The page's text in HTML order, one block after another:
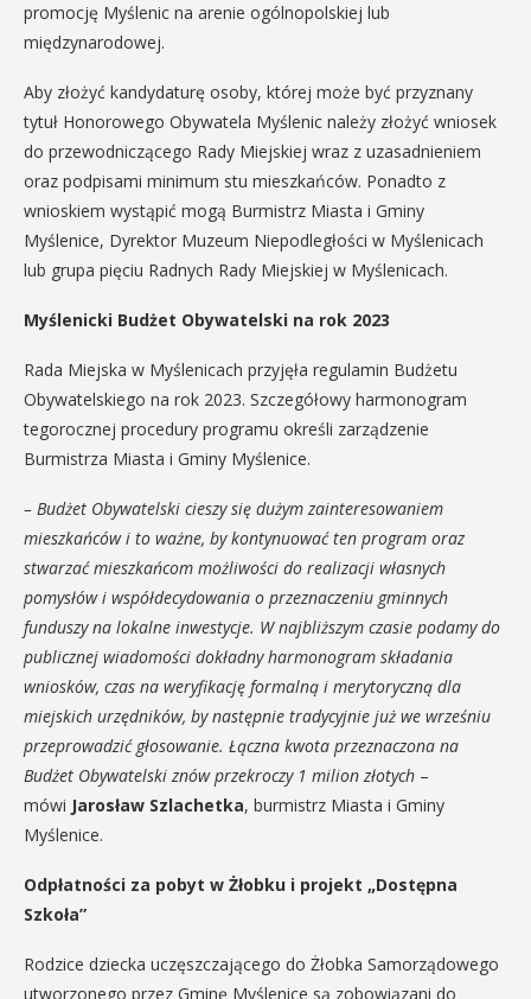
promocję Myślenic na arenie ogólnopolskiej lub
międzynarodowej.
Aby złożyć kandydaturę osoby, której może być przyznany
tytuł Honorowego Obywatela Myślenic należy złożyć wniosek
do przewodniczącego Rady Miejskiej wraz z uzasadnieniem
oraz podpisami minimum stu mieszkańców. Ponadto z
wnioskiem wystąpić mogą Burmistrz Miasta i Gminy
Myślenice, Dyrektor Muzeum Niepodległości w Myślenicach
lub grupa pięciu Radnych Rady Miejskiej w Myślenicach.
Myślenicki Budżet Obywatelski na rok 2023
Rada Miejska w Myślenicach przyjęła regulamin Budżetu
Obywatelskiego na rok 2023. Szczegółowy harmonogram
tegorocznej procedury programu określi zarządzenie
Burmistrza Miasta i Gminy Myślenice.
– Budżet Obywatelski cieszy się dużym zainteresowaniem
mieszkańców i to ważne, by kontynuować ten program oraz
stwarzać mieszkańcom możliwości do realizacji własnych
pomysłów i współdecydowania o przeznaczeniu gminnych
funduszy na lokalne inwestycje. W najbliższym czasie podamy do
publicznej wiadomości dokładny harmonogram składania
wniosków, czas na weryfikację formalną i merytoryczną dla
miejskich urzędników, by następnie tradycyjnie już we wrześniu
przeprowadzić głosowanie. Łączna kwota przeznaczona na
Budżet Obywatelski znów przekroczy 1 milion złotych –
mówi Jarosław Szlachetka, burmistrz Miasta i Gminy
Myślenice.
Odpłatności za pobyt w Żłobku i projekt „Dostępna
Szkoła”
Rodzice dziecka uczęszczającego do Żłobka Samorządowego
utworzonego przez Gminę Myślenice są zobowiązani do